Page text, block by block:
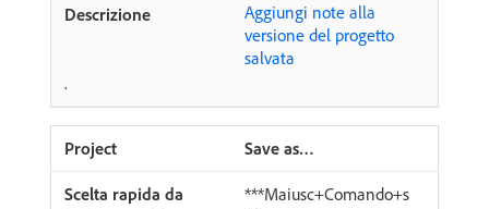
Aggiungi note alla
versione del progetto
salvata
.
Save as…
***Maiusc+Comando+s